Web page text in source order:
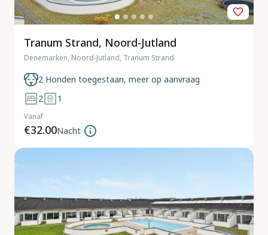
Tranum Strand, Noord-Jutland
Denemarken, Noord-Jutland, Tranum Strand
2 Honden toegestaan, meer op aanvraag
2
1
Vanaf
€32.00Nacht